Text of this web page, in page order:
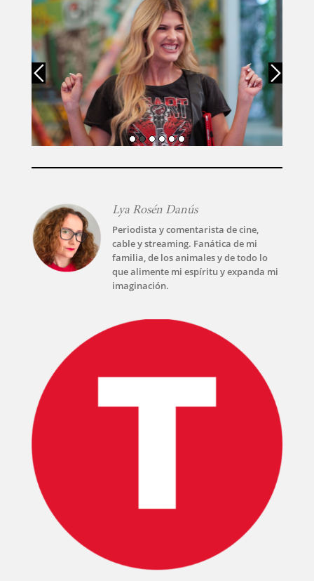
TECNOVITOS
T-
PLUS
EVENTOS
Lya Rosén Danús
Periodista y comentarista de cine,
cable y streaming. Fanática de mi
familia, de los animales y de todo lo
que alimente mi espíritu y expanda mi
imaginación.